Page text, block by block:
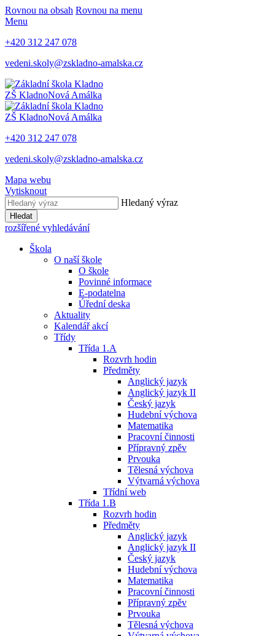
Rovnou na obsah Rovnou na menu
Menu
+420 312 247 078
vedeni.skoly@zskladno-amalska.cz
ZŠ KladnoNová Amálka
ZŠ KladnoNová Amálka
+420 312 247 078
vedeni.skoly@zskladno-amalska.cz
Mapa webu
Vytisknout
Hledaný výraz
Hledat
rozšířené vyhledávání
Škola
O naší škole
O škole
Povinné informace
E-podatelna
Úřední deska
Aktuality
Kalendář akcí
Třídy
Třída 1.A
Rozvrh hodin
Předměty
Anglický jazyk
Anglický jazyk II
Český jazyk
Hudební výchova
Matematika
Pracovní činnosti
Přípravný zpěv
Prvouka
Tělesná výchova
Výtvarná výchova
Třídní web
Třída 1.B
Rozvrh hodin
Předměty
Anglický jazyk
Anglický jazyk II
Český jazyk
Hudební výchova
Matematika
Pracovní činnosti
Přípravný zpěv
Prvouka
Tělesná výchova